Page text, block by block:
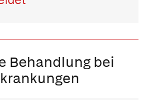
Behandlung bei